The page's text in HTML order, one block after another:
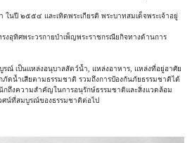
นปี ๒๕๕๔ และเทิดพระเกียรติ พระบาทสมเด็จพระเจ้าอยู่
งอุทิศพระวรกายบำเพ็ญพระราชกรณียกิจทางด้านการ
ป็นแหล่งอนุบาลสัตว์น้ำ, แหล่งอาหาร, แหล่งที่อยู่อาศัย
ดน้ำเสียตามธรรมชาติ รวมถึงการป้องกันภัยธรรมชาติได้
ความสำคัญในการอนุรักษ์ธรรมชาติและสิ่งแวดล้อม
ศน์ที่สมบูรณ์ของธรรมชาติต่อไป